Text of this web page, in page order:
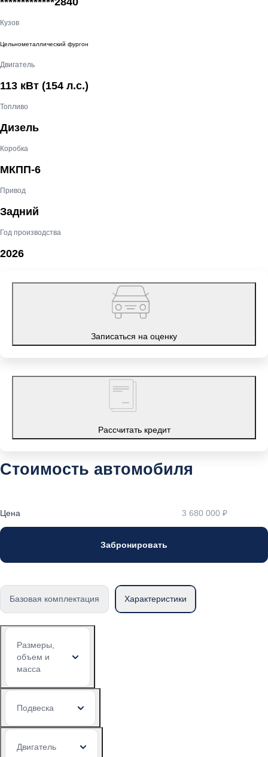
Кузов
Цельнометаллический фургон
Двигатель
113 кВт (154 л.с.)
Топливо
Дизель
Коробка
МКПП-6
Привод
Задний
Год производства
2026
Записаться на оценку
Рассчитать кредит
Стоимость автомобиля
Цена 3 680 000 ₽
Забронировать
Базовая комплектация Характеристики
Размеры,
объем и
масса
Подвеска
Двигатель